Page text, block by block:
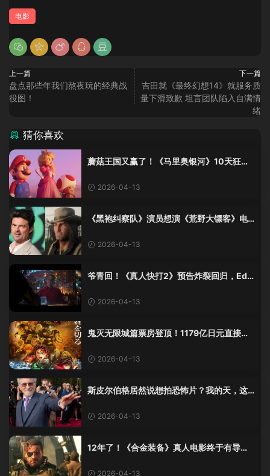
电影
上一篇
盘点那些年我们熬夜玩的经典战
役图！
下一篇
吉田就《最终幻想14》就服务质
量下滑致歉 坦言团队陷入自满情
绪
猜你喜欢
蘑菇王国又赢了！《马里奥银河》10天狂卷6
2026-04-13
《黑袍纠察队》演员想演《荒野大镖客》电
2026-04-13
爷青回！《真人快打2》预告炸裂回归，Ed B
2026-04-13
鬼灭无限城篇票房登顶！1179亿日元直接杀
2026-04-13
斯皮尔伯格居然说想拍恐怖片？我的天，这
2026-04-13
12年了！《合金装备》真人电影终于有导演
2026-04-13